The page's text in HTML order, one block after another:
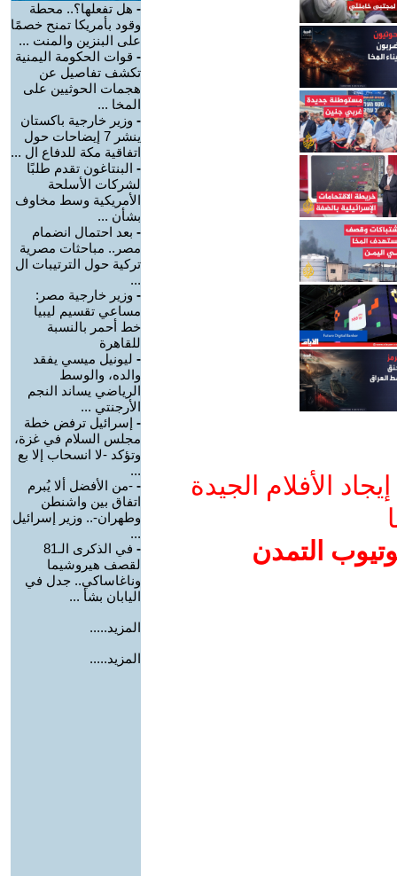
الأفلام الجيدة
التمدن
- هل تفعلها؟.. محطة
وقود بأمريكا تمنح خصمًا
على البنزين والمنت ...
- قوات الحكومة اليمنية
تكشف تفاصيل عن
هجمات الحوثيين على
المخا ...
- وزير خارجية باكستان
ينشر 7 إيضاحات حول
اتفاقية مكة للدفاع ال ...
- البنتاغون تقدم طلبًا
لشركات الأسلحة
الأمريكية وسط مخاوف
بشأن ...
- بعد احتمال انضمام
مصر.. مباحثات مصرية
تركية حول الترتيبات ال
...
- وزير خارجية مصر:
مساعي تقسيم ليبيا
خط أحمر بالنسبة
للقاهرة
- ليونيل ميسي يفقد
والده، والوسط
الرياضي يساند النجم
الأرجنتي ...
- إسرائيل ترفض خطة
مجلس السلام في غزة،
وتؤكد -لا انسحاب إلا بع
...
- -من الأفضل ألا يُبرم
اتفاق بين واشنطن
وطهران-.. وزير إسرائيل
...
-
في الذكرى الـ81
لقصف هيروشيما
وناغاساكي.. جدل في
اليابان بشأ ...
المزيد.....
المزيد.....